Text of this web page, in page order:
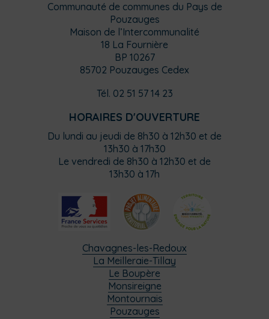
Communauté de communes du Pays de
Pouzauges
Maison de l’Intercommunalité
18 La Fournière
BP 10267
85702 Pouzauges Cedex
Tél. 02 51 57 14 23
HORAIRES D'OUVERTURE
Du lundi au jeudi de 8h30 à 12h30 et de
13h30 à 17h30
Le vendredi de 8h30 à 12h30 et de
13h30 à 17h
Chavagnes-les-Redoux
La Meilleraie-Tillay
Le Boupère
Monsireigne
Montournais
Pouzauges